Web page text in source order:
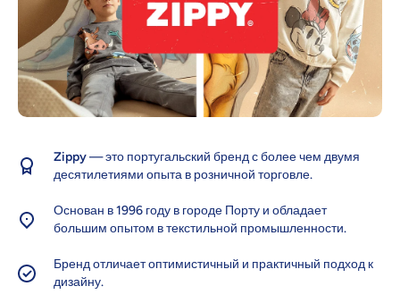
Zippy— это португальский бренд с более чем двумя
десятилетиями опыта в розничной торговле.
Основан в 1996 году в городе Порту и обладает
большим опытом в текстильной промышленности.
Бренд отличает оптимистичный и практичный подход к
дизайну.